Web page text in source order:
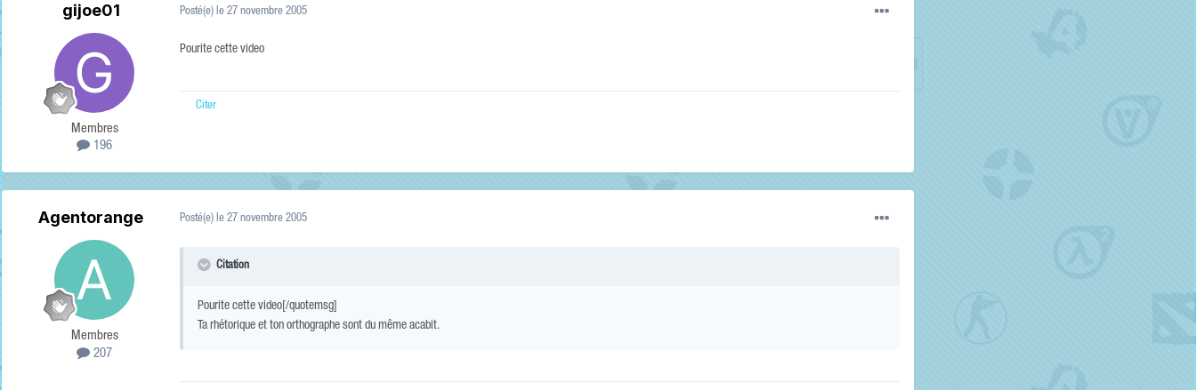
gijoe01
Membres
196
Posté(e) le 27 novembre 2005
Pourite cette video
Citer
Agentorange
Membres
207
Posté(e) le 27 novembre 2005
Citation
Pourite cette video[/quotemsg]
Ta rhétorique et ton orthographe sont du même acabit.